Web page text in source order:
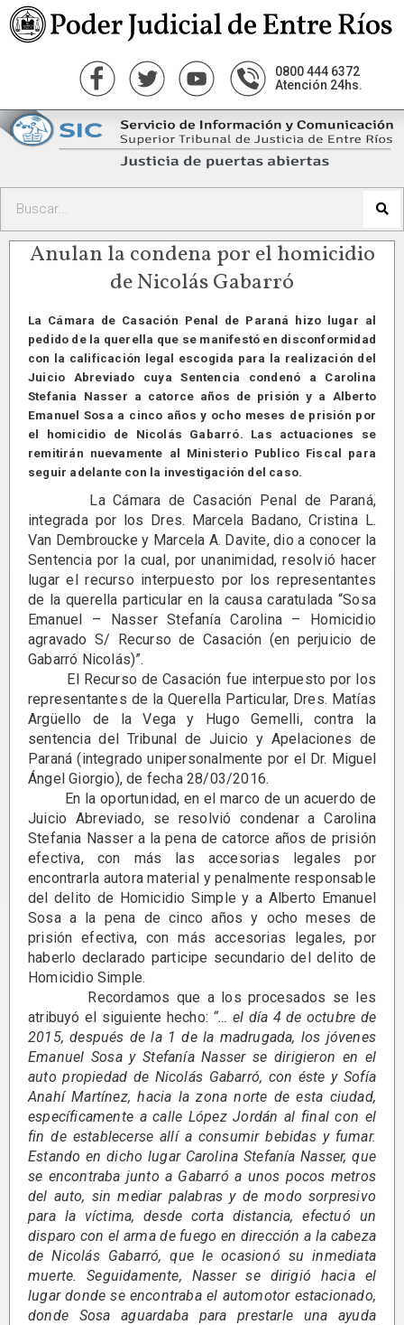
0800 444 6372
Atención 24hs.
Anulan la condena por el homicidio
de Nicolás Gabarró
La Cámara de Casación Penal de Paraná hizo lugar al
pedido de la querella que se manifestó en disconformidad
con la calificación legal escogida para la realización del
Juicio Abreviado cuya Sentencia condenó a Carolina
Stefania Nasser a catorce años de prisión y a Alberto
Emanuel Sosa a cinco años y ocho meses de prisión por
el homicidio de Nicolás Gabarró. Las actuaciones se
remitirán nuevamente al Ministerio Publico Fiscal para
seguir adelante con la investigación del caso.
La Cámara de Casación Penal de Paraná,
integrada por los Dres. Marcela Badano, Cristina L.
Van Dembroucke y Marcela A. Davite, dio a conocer la
Sentencia por la cual, por unanimidad, resolvió hacer
lugar el recurso interpuesto por los representantes
de la querella particular en la causa caratulada “Sosa
Emanuel – Nasser Stefanía Carolina – Homicidio
agravado S/ Recurso de Casación (en perjuicio de
Gabarró Nicolás)”.
El Recurso de Casación fue interpuesto por los
representantes de la Querella Particular, Dres. Matías
Argüello de la Vega y Hugo Gemelli, contra la
sentencia del Tribunal de Juicio y Apelaciones de
Paraná (integrado unipersonalmente por el Dr. Miguel
Ángel Giorgio), de fecha 28/03/2016.
En la oportunidad, en el marco de un acuerdo de
Juicio Abreviado, se resolvió condenar a Carolina
Stefania Nasser a la pena de catorce años de prisión
efectiva, con más las accesorias legales por
encontrarla autora material y penalmente responsable
del delito de Homicidio Simple y a Alberto Emanuel
Sosa a la pena de cinco años y ocho meses de
prisión efectiva, con más accesorias legales, por
haberlo declarado participe secundario del delito de
Homicidio Simple.
Recordamos que a los procesados se les
atribuyó el siguiente hecho: “… el día 4 de octubre de
2015, después de la 1 de la madrugada, los jóvenes
Emanuel Sosa y Stefanía Nasser se dirigieron en el
auto propiedad de Nicolás Gabarró, con éste y Sofía
Anahí Martínez, hacia la zona norte de esta ciudad,
específicamente a calle López Jordán al final con el
fin de establecerse allí a consumir bebidas y fumar.
Estando en dicho lugar Carolina Stefanía Nasser, que
se encontraba junto a Gabarró a unos pocos metros
del auto, sin mediar palabras y de modo sorpresivo
para la víctima, desde corta distancia, efectuó un
disparo con el arma de fuego en dirección a la cabeza
de Nicolás Gabarró, que le ocasionó su inmediata
muerte. Seguidamente, Nasser se dirigió hacia el
lugar donde se encontraba el automotor estacionado,
donde Sosa aguardaba para prestarle una ayuda